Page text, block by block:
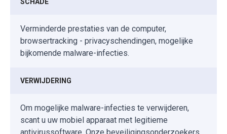
Verminderde prestaties van de computer,
browsertracking - privacyschendingen, mogelijke
bijkomende malware-infecties.
VERWIJDERING
Om mogelijke malware-infecties te verwijderen,
scant u uw mobiel apparaat met legitieme